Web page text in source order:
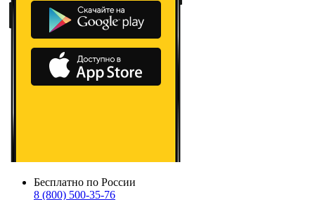
Бесплатно по России
8 (800) 500-35-76